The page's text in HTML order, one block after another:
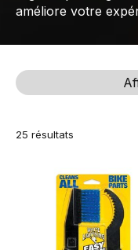
améliore votre
25 résultats